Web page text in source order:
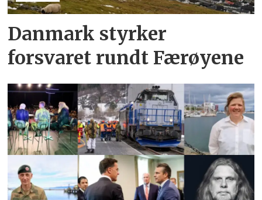
Danmark styrker
forsvaret rundt Færøyene